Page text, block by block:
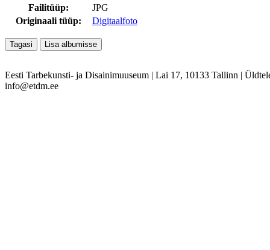
Failitüüp:
JPG
Originaali tüüp:
Digitaalfoto
Eesti Tarbekunsti- ja Disainimuuseum | Lai 17, 10133 Tallinn |
info@etdm.ee